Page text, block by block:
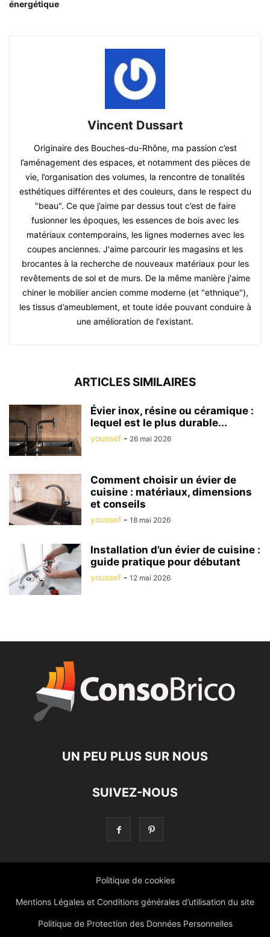
énergétique
Vincent Dussart
Originaire des Bouches-du-Rhône, ma passion c’est
l’aménagement des espaces, et notamment des pièces de
vie, l’organisation des volumes, la rencontre de tonalités
esthétiques différentes et des couleurs, dans le respect du
"beau". Ce que j’aime par dessus tout c’est de faire
fusionner les époques, les essences de bois avec les
matériaux contemporains, les lignes modernes avec les
coupes anciennes. J'aime parcourir les magasins et les
brocantes à la recherche de nouveaux matériaux pour les
revêtements de sol et de murs. De la même manière j'aime
chiner le mobilier ancien comme moderne (et "ethnique"),
les tissus d’ameublement, et toute idée pouvant conduire à
une amélioration de l'existant.
ARTICLES SIMILAIRES
Évier inox, résine ou céramique :
lequel est le plus durable...
youssef - 26 mai 2026
Comment choisir un évier de
cuisine : matériaux, dimensions
et conseils
youssef - 18 mai 2026
Installation d’un évier de cuisine :
guide pratique pour débutant
youssef - 12 mai 2026
UN PEU PLUS SUR NOUS
SUIVEZ-NOUS
Politique de cookies
Mentions Légales et Conditions générales d’utilisation du site
Politique de Protection des Données Personnelles